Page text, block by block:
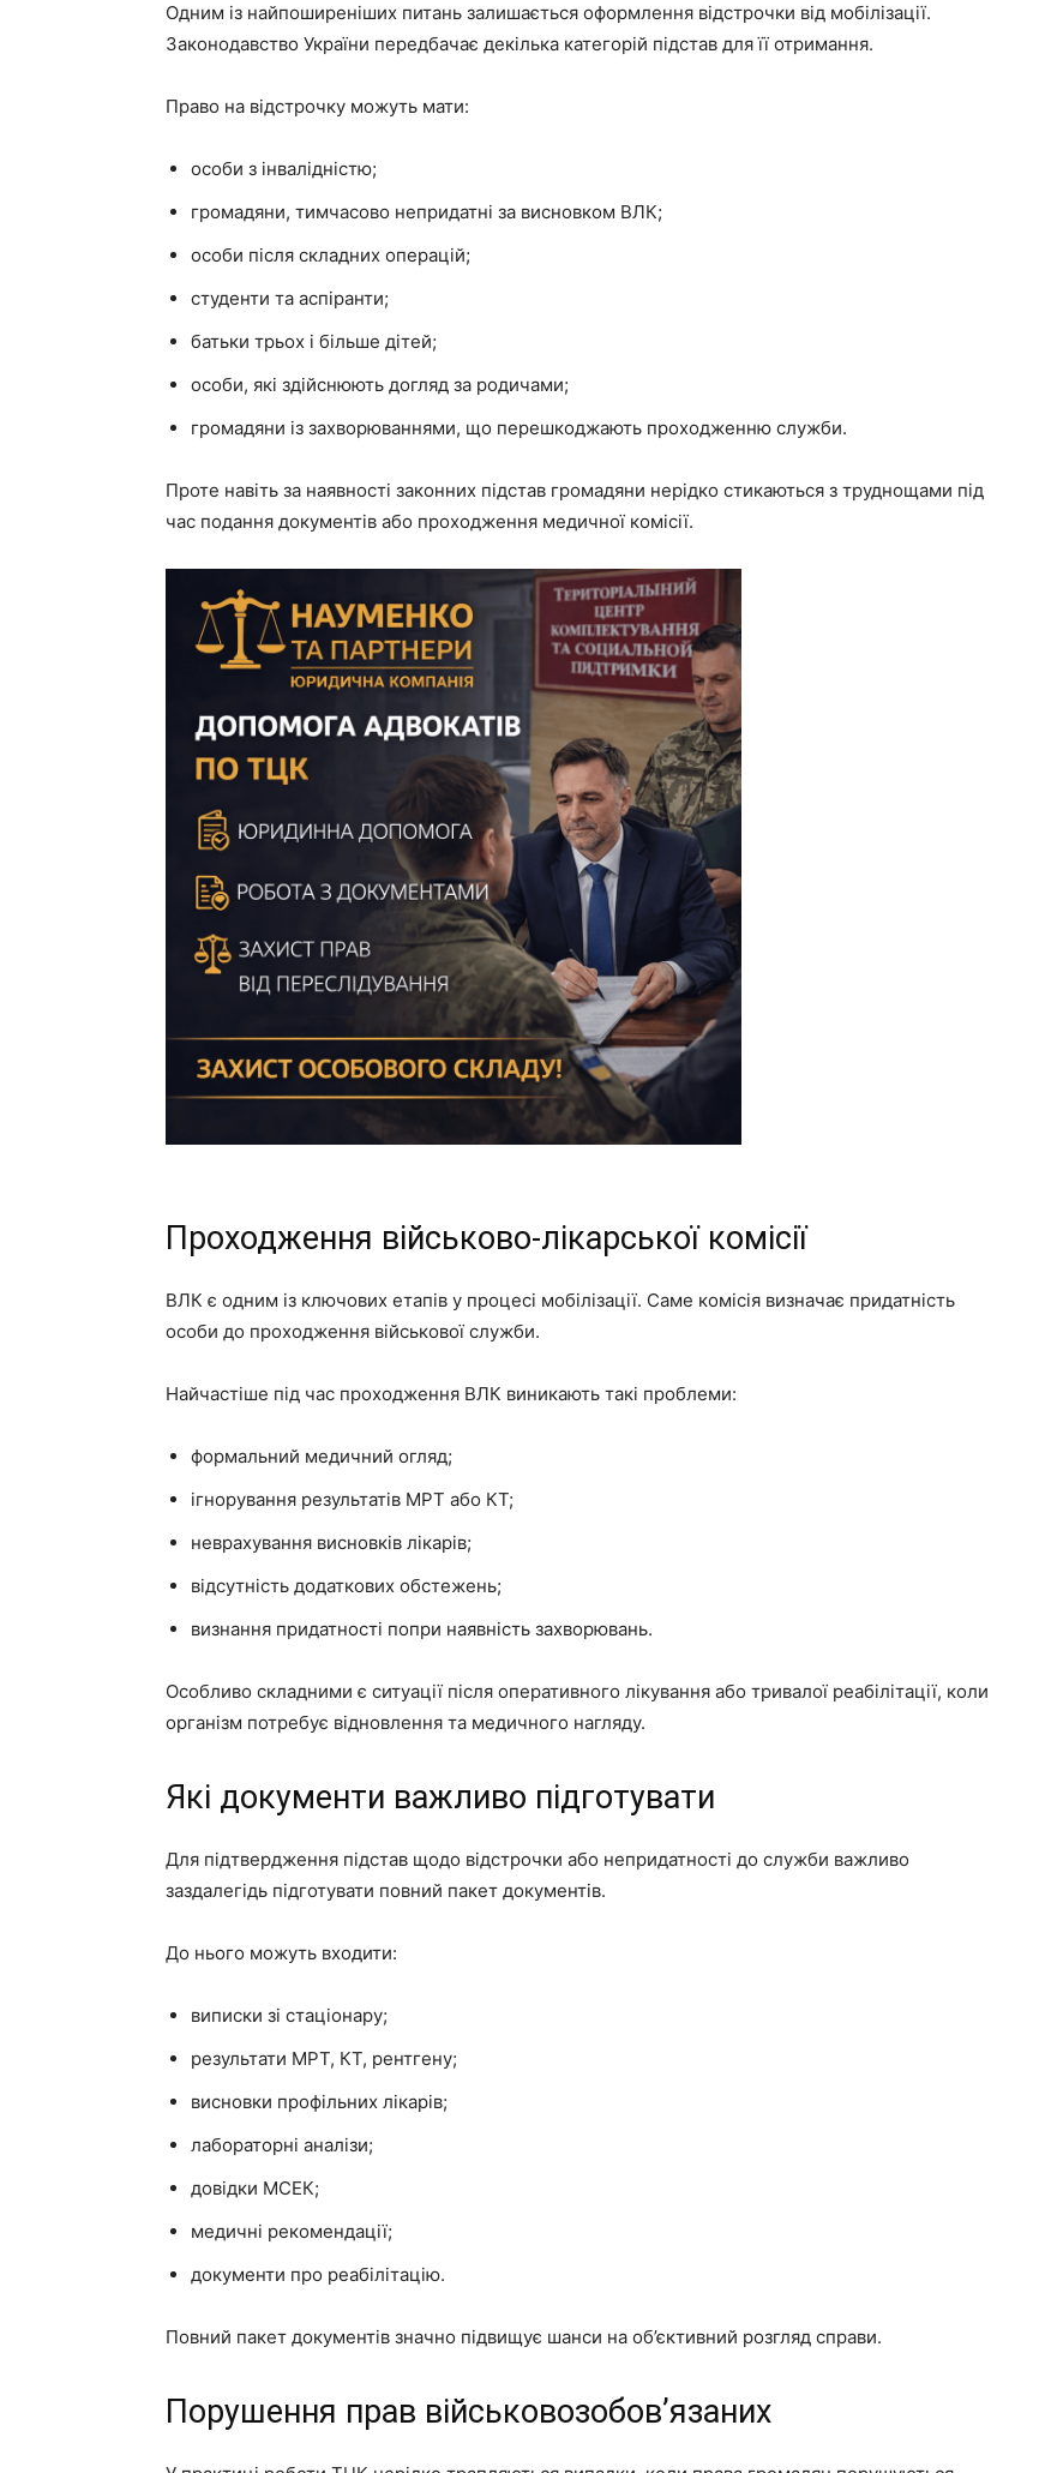
Одним із найпоширеніших питань залишається оформлення відстрочки від мобілізації.
Законодавство України передбачає декілька категорій підстав для її отримання.
Право на відстрочку можуть мати:
особи з інвалідністю;
громадяни, тимчасово непридатні за висновком ВЛК;
особи після складних операцій;
студенти та аспіранти;
батьки трьох і більше дітей;
особи, які здійснюють догляд за родичами;
громадяни із захворюваннями, що перешкоджають проходженню служби.
Проте навіть за наявності законних підстав громадяни нерідко стикаються з труднощами під
час подання документів або проходження медичної комісії.
Проходження військово-лікарської комісії
ВЛК є одним із ключових етапів у процесі мобілізації. Саме комісія визначає придатність
особи до проходження військової служби.
Найчастіше під час проходження ВЛК виникають такі проблеми:
формальний медичний огляд;
ігнорування результатів МРТ або КТ;
неврахування висновків лікарів;
відсутність додаткових обстежень;
визнання придатності попри наявність захворювань.
Особливо складними є ситуації після оперативного лікування або тривалої реабілітації, коли
організм потребує відновлення та медичного нагляду.
Які документи важливо підготувати
Для підтвердження підстав щодо відстрочки або непридатності до служби важливо
заздалегідь підготувати повний пакет документів.
До нього можуть входити:
виписки зі стаціонару;
результати МРТ, КТ, рентгену;
висновки профільних лікарів;
лабораторні аналізи;
довідки МСЕК;
медичні рекомендації;
документи про реабілітацію.
Повний пакет документів значно підвищує шанси на об’єктивний розгляд справи.
Порушення прав військовозобов’язаних